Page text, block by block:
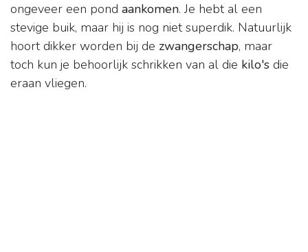
ongeveer een pond aankomen. Je hebt al een
stevige buik, maar hij is nog niet superdik. Natuurlijk
hoort dikker worden bij de zwangerschap, maar
toch kun je behoorlijk schrikken van al die kilo's die
eraan vliegen.